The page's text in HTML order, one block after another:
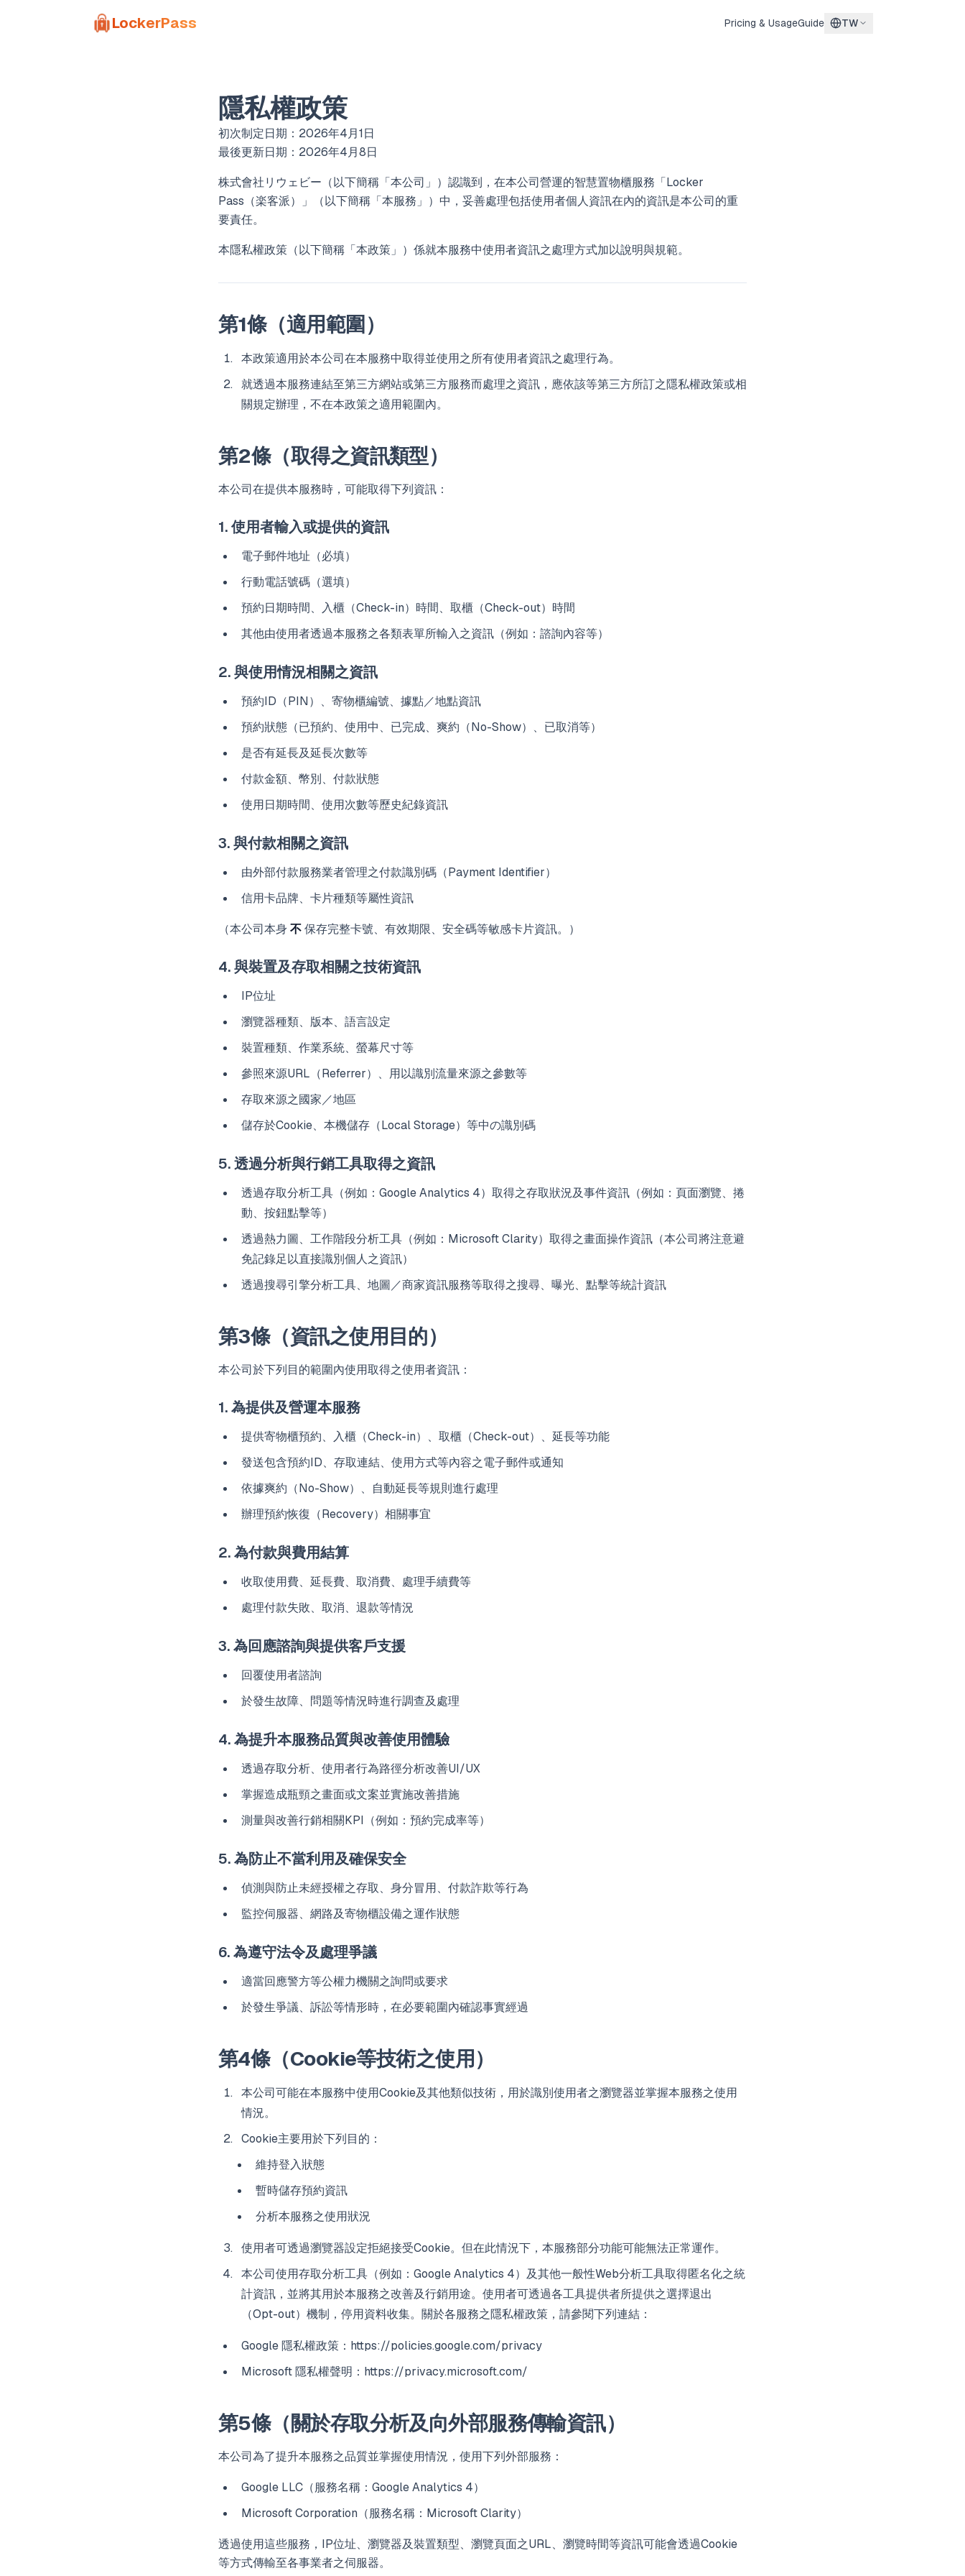
LockerPass Pricing & UsageGuide TW
隱私權政策
初次制定日期：2026年4月1日
最後更新日期：2026年4月8日
株式會社リウェビー（以下簡稱「本公司」）認識到，在本公司營運的智慧置物櫃服務「Locker
Pass（楽客派）」（以下簡稱「本服務」）中，妥善處理包括使用者個人資訊在內的資訊是本公司的重
要責任。
本隱私權政策（以下簡稱「本政策」）係就本服務中使用者資訊之處理方式加以說明與規範。
第1條（適用範圍）
本政策適用於本公司在本服務中取得並使用之所有使用者資訊之處理行為。
就透過本服務連結至第三方網站或第三方服務而處理之資訊，應依該等第三方所訂之隱私權政策或相
關規定辦理，不在本政策之適用範圍內。
第2條（取得之資訊類型）
本公司在提供本服務時，可能取得下列資訊：
1. 使用者輸入或提供的資訊
電子郵件地址（必填）
行動電話號碼（選填）
預約日期時間、入櫃（Check-in）時間、取櫃（Check-out）時間
其他由使用者透過本服務之各類表單所輸入之資訊（例如：諮詢內容等）
2. 與使用情況相關之資訊
預約ID（PIN）、寄物櫃編號、據點／地點資訊
預約狀態（已預約、使用中、已完成、爽約（No-Show）、已取消等）
是否有延長及延長次數等
付款金額、幣別、付款狀態
使用日期時間、使用次數等歷史紀錄資訊
3. 與付款相關之資訊
由外部付款服務業者管理之付款識別碼（Payment Identifier）
信用卡品牌、卡片種類等屬性資訊
（本公司本身 不保存完整卡號、有效期限、安全碼等敏感卡片資訊。）
4. 與裝置及存取相關之技術資訊
IP位址
瀏覽器種類、版本、語言設定
裝置種類、作業系統、螢幕尺寸等
參照來源URL（Referrer）、用以識別流量來源之參數等
存取來源之國家／地區
儲存於Cookie、本機儲存（Local Storage）等中の識別碼
5. 透過分析與行銷工具取得之資訊
透過存取分析工具（例如：Google Analytics 4）取得之存取狀況及事件資訊（例如：頁面瀏覽、捲
動、按鈕點擊等）
透過熱力圖、工作階段分析工具（例如：Microsoft Clarity）取得之畫面操作資訊（本公司將注意避
免記錄足以直接識別個人之資訊）
透過搜尋引擎分析工具、地圖／商家資訊服務等取得之搜尋、曝光、點擊等統計資訊
第3條（資訊之使用目的）
本公司於下列目的範圍內使用取得之使用者資訊：
1. 為提供及營運本服務
提供寄物櫃預約、入櫃（Check-in）、取櫃（Check-out）、延長等功能
發送包含預約ID、存取連結、使用方式等內容之電子郵件或通知
依據爽約（No-Show）、自動延長等規則進行處理
辦理預約恢復（Recovery）相關事宜
2. 為付款與費用結算
收取使用費、延長費、取消費、處理手續費等
處理付款失敗、取消、退款等情況
3. 為回應諮詢與提供客戶支援
回覆使用者諮詢
於發生故障、問題等情況時進行調查及處理
4. 為提升本服務品質與改善使用體驗
透過存取分析、使用者行為路徑分析改善UI/UX
掌握造成瓶頸之畫面或文案並實施改善措施
測量與改善行銷相關KPI（例如：預約完成率等）
5. 為防止不當利用及確保安全
偵測與防止未經授權之存取、身分冒用、付款詐欺等行為
監控伺服器、網路及寄物櫃設備之運作狀態
6. 為遵守法令及處理爭議
適當回應警方等公權力機關之詢問或要求
於發生爭議、訴訟等情形時，在必要範圍內確認事實經過
第4條（Cookie等技術之使用）
本公司可能在本服務中使用Cookie及其他類似技術，用於識別使用者之瀏覽器並掌握本服務之使用
情況。
Cookie主要用於下列目的：
維持登入狀態
暫時儲存預約資訊
分析本服務之使用狀況
使用者可透過瀏覽器設定拒絕接受Cookie。但在此情況下，本服務部分功能可能無法正常運作。
本公司使用存取分析工具（例如：Google Analytics 4）及其他一般性Web分析工具取得匿名化之統
計資訊，並將其用於本服務之改善及行銷用途。使用者可透過各工具提供者所提供之選擇退出
（Opt-out）機制，停用資料收集。關於各服務之隱私權政策，請參閱下列連結：
Google 隱私權政策： https://policies.google.com/privacy
Microsoft 隱私權聲明： https://privacy.microsoft.com/
第5條（關於存取分析及向外部服務傳輸資訊）
本公司為了提升本服務之品質並掌握使用情況，使用下列外部服務：
Google LLC（服務名稱：Google Analytics 4）
Microsoft Corporation（服務名稱：Microsoft Clarity）
透過使用這些服務，IP位址、瀏覽器及裝置類型、瀏覽頁面之URL、瀏覽時間等資訊可能會透過Cookie
等方式傳輸至各事業者之伺服器。